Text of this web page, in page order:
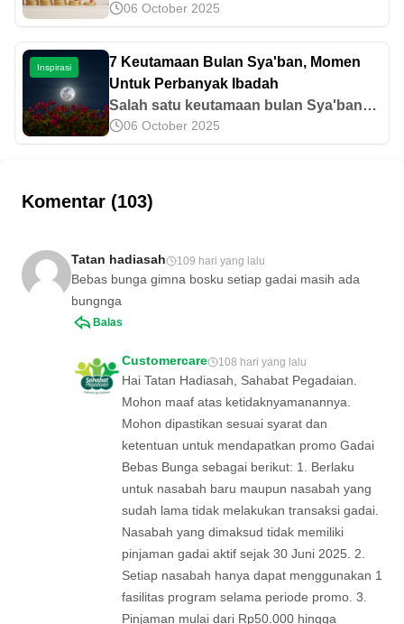
berbagai faktor eksternal yang
memengaruhi pergerakan nilai tukar.
Simak informasi selengkapnya di artikel
ini.
06 October 2025
Inspirasi
7 Keutamaan Bulan Sya'ban, Momen
Untuk Perbanyak Ibadah
Salah satu keutamaan bulan Sya'ban
adalah waktu diangkatnya amalan-
amalan kepada Allah SWT selama
keutamaan lainnya di sini!
06 October 2025
Komentar (103)
Tatan hadiasah 109 hari yang lalu
Bebas bunga gimna bosku setiap gadai masih ada
bungnga
Balas
Customercare 108 hari yang lalu
Hai Tatan Hadiasah, Sahabat Pegadaian.
Mohon maaf atas ketidaknyamanannya.
Mohon dipastikan sesuai syarat dan
ketentuan untuk mendapatkan promo Gadai
Bebas Bunga sebagai berikut: 1. Berlaku
untuk nasabah baru maupun nasabah yang
sudah lama tidak melakukan transaksi gadai.
Nasabah yang dimaksud tidak memiliki
pinjaman gadai aktif sejak 30 Juni 2025. 2.
Setiap nasabah hanya dapat menggunakan 1
fasilitas program selama periode promo. 3.
Pinjaman mulai dari Rp50.000 hingga